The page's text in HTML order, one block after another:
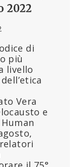
2022
di
più
livello
Vera
e